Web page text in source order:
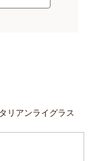
リアンライグラス